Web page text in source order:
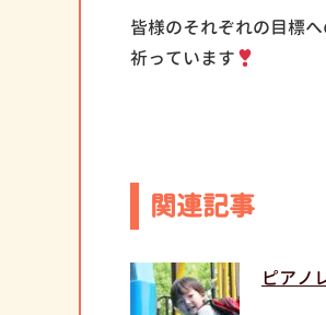
皆様のそれぞれの目標
祈っています
関連記事
ピアノ